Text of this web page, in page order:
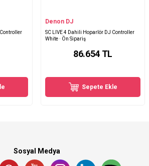
Denon DJ
SC LIVE 4 Dahili Hoparlör DJ Controller
White · Ön Sipariş
86.654TL
Sepete Ekle
Sosyal Medya